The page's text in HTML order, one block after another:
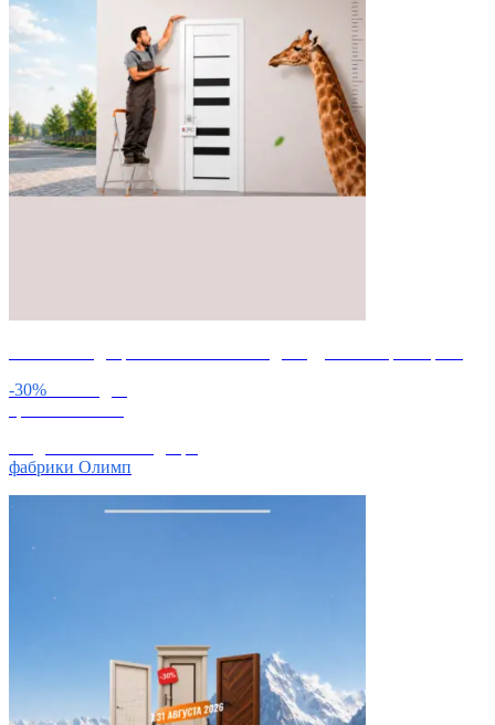
-30%
фабрики Олимп